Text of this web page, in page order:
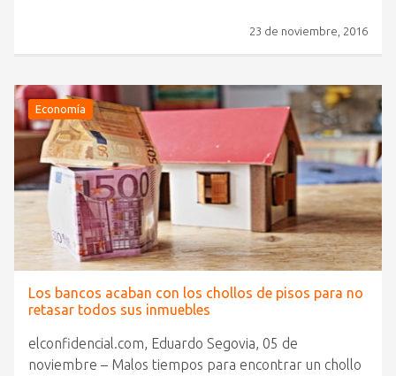
23 de noviembre, 2016
Economía
Los bancos acaban con los chollos de pisos para no
retasar todos sus inmuebles
elconfidencial.com, Eduardo Segovia, 05 de
noviembre – Malos tiempos para encontrar un chollo